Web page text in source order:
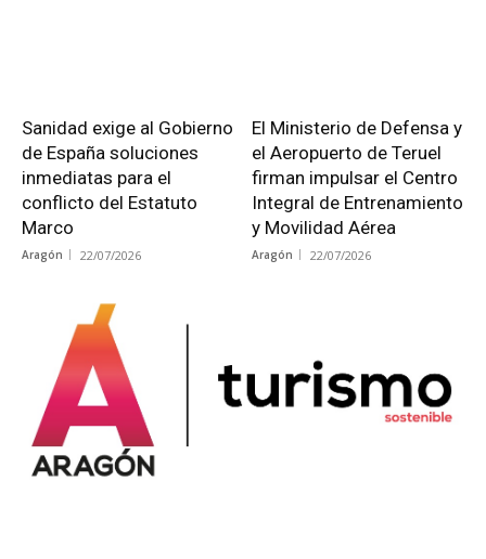
Sanidad exige al Gobierno
de España soluciones
inmediatas para el
conflicto del Estatuto
Marco
Aragón 22/07/2026
El Ministerio de Defensa y
el Aeropuerto de Teruel
firman impulsar el Centro
Integral de Entrenamiento
y Movilidad Aérea
Aragón 22/07/2026